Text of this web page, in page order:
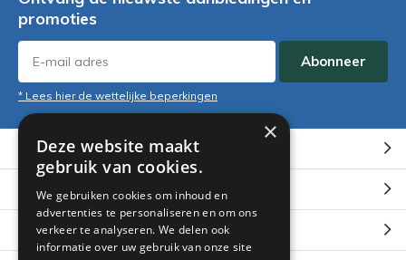
promoties
Abonneer
* Lees hier de wettelijke beperkingen
Klantenservice
Mijn account
Categorieën
×
Deze website maakt
gebruik van cookies.
We gebruiken cookies om inhoud en
advertenties te personaliseren en om ons
verkeer te analyseren. We delen ook
informatie over uw gebruik van onze site